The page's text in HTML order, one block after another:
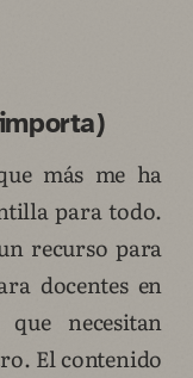
más me ha
para todo.
recurso para
docentes en
necesitan
El contenido